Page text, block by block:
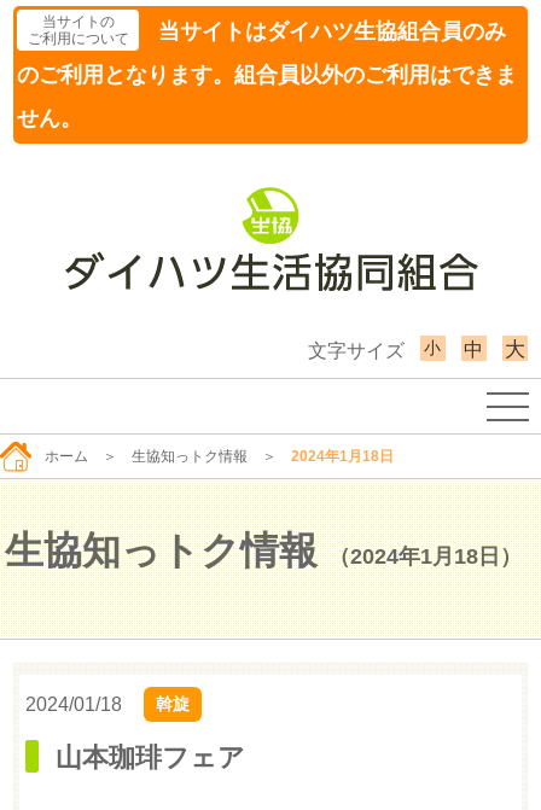
当サイトの
ご利用について
当サイトはダイハツ生協組合員のみ
のご利用となります。組合員以外のご利用はできま
せん。
文字サイズ 小 中 大
ホーム ＞ 生協知っトク情報 ＞ 2024年1月18日
生協知っトク情報 （2024年1月18日）
2024/01/18 斡旋
山本珈琲フェア